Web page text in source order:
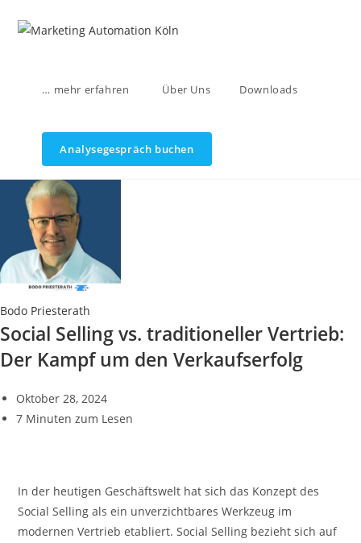
Inhalt
… mehr erfahren Über Uns Downloads
Analysegespräch buchen
Bodo Priesterath
Social Selling vs. traditioneller Vertrieb:
Der Kampf um den Verkaufserfolg
Oktober 28, 2024
7 Minuten zum Lesen
In der heutigen Geschäftswelt hat sich das Konzept des
Social Selling als ein unverzichtbares Werkzeug im
modernen Vertrieb etabliert. Social Selling bezieht sich auf